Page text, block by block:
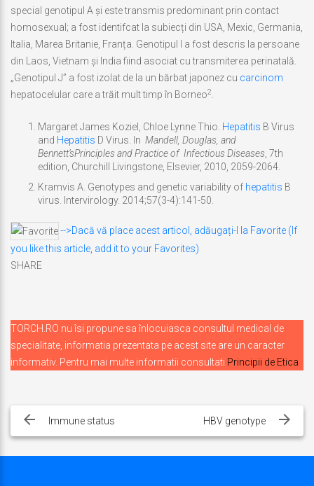
special genotipul A și este transmis predominant prin contact
homosexual; a fost identifcat la subiecți din USA, Mexic, Germania,
Italia, Marea Britanie, Franța. Genotipul I a fost descris la persoane
din Laos, Vietnam și India fiind asociat cu transmiterea perinatală.
„Genotipul J” a fost izolat de la un bărbat japonez cu carcinom
hepatocelular care a trăit mult timp în Borneo2
Margaret James Koziel, Chloe Lynne Thio. Hepatitis B Virus
and Hepatitis D Virus. InMandell, Douglas, and
Bennett’sPrinciples and Practice of Infectious Diseases , 7th
edition, Churchill Livingstone, Elsevier, 2010, 2059-2064.
Kramvis A. Genotypes and genetic variability of hepatitis B
virus. Intervirology. 2014;57(3-4):141-50.
-->Dacă vă place acest articol, adăugați-l la Favorite (If
you like this article, add it to your Favorites)
SHARE
TORCH.RO nu îsi propune sa înlocuiasca consultul medical de
specialitate, informatia prezentata pe acest site are un caracter
informativ. Pentru mai multe informatii consultati Principii de Etica
în
articole
Immune status HBV genotype